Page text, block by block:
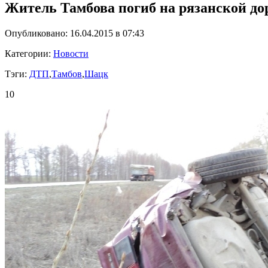
Житель Тамбова погиб на рязанской
Опубликовано: 16.04.2015 в 07:43
Категории: Новости
Тэги: ДТП,Тамбов,Шацк
10